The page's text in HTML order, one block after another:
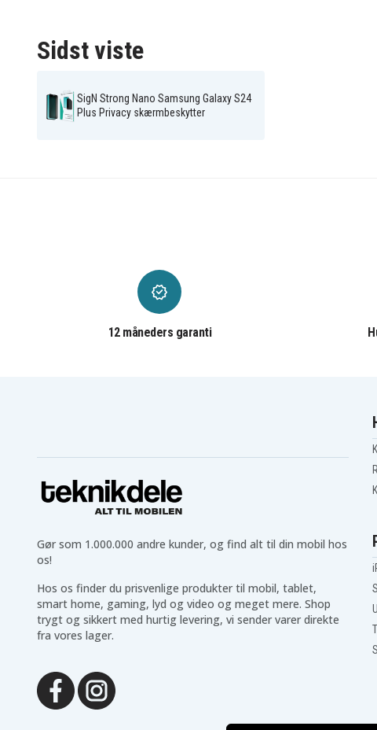
Sidst viste
SigN Strong Nano Samsung Galaxy S24
Plus Privacy skærmbeskytter
12 måneders garanti
Gør som 1.000.000 andre kunder, og find alt til din mobil hos
os!
Hos os finder du prisvenlige produkter til mobil, tablet,
smart home, gaming, lyd og video og meget mere. Shop
trygt og sikkert med hurtig levering, vi sender varer direkte
fra vores lager.